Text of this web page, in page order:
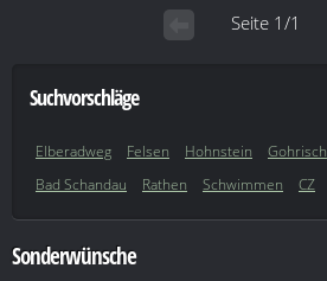
Seite 1/1
Suchvorschläge
Elberadweg Felsen Hohnstein Gohrisch
Bad Schandau
Rathen Schwimmen CZ
Sonderwünsche